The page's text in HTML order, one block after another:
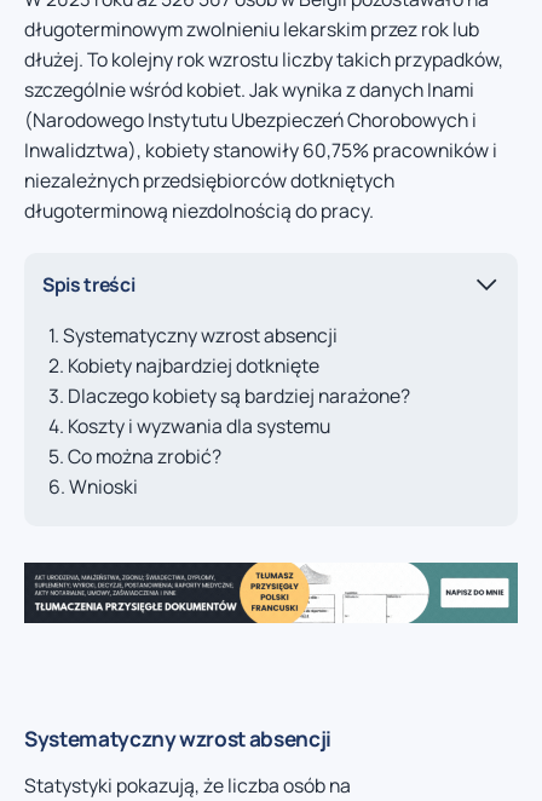
długoterminowym zwolnieniu lekarskim przez rok lub
dłużej. To kolejny rok wzrostu liczby takich przypadków,
szczególnie wśród kobiet. Jak wynika z danych Inami
(Narodowego Instytutu Ubezpieczeń Chorobowych i
Inwalidztwa), kobiety stanowiły 60,75% pracowników i
niezależnych przedsiębiorców dotkniętych
długoterminową niezdolnością do pracy.
Spis treści
Systematyczny wzrost absencji
Kobiety najbardziej dotknięte
Dlaczego kobiety są bardziej narażone?
Koszty i wyzwania dla systemu
Co można zrobić?
Wnioski
Systematyczny wzrost absencji
Statystyki pokazują, że liczba osób na